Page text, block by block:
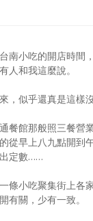
台南小吃的開店時
人和我這麼說。
，似乎還真是這樣沒
餐館那般照三餐營
從早上八九點開到
定數……
條小吃聚集街上各
有關，少有一致。